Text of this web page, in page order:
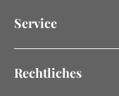
Service
Rechtliches